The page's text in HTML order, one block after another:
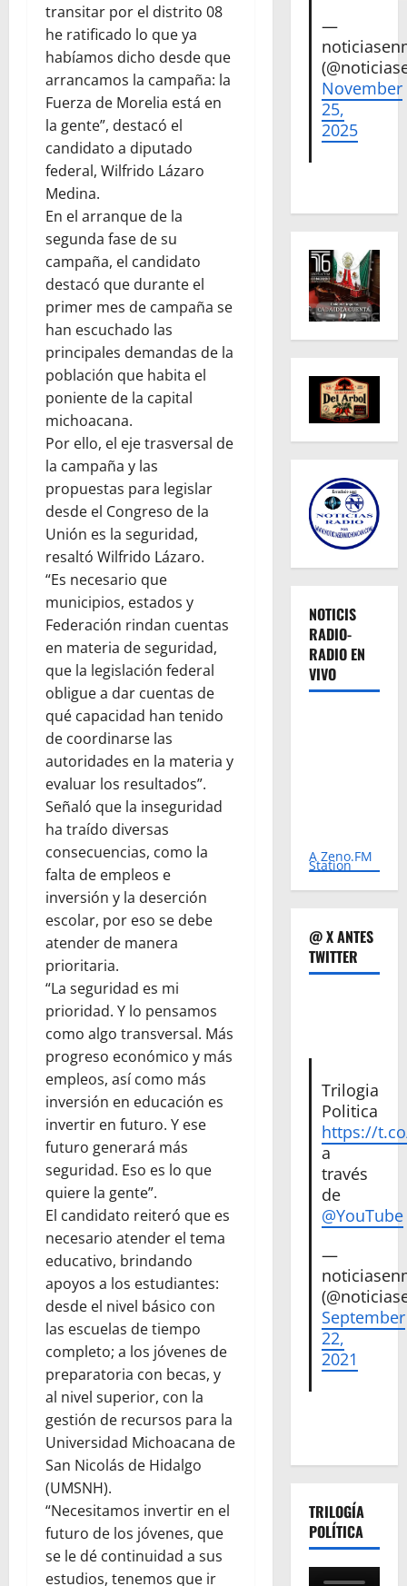
transitar por el distrito 08
he ratificado lo que ya
habíamos dicho desde que
arrancamos la campaña: la
Fuerza de Morelia está en
la gente”, destacó el
candidato a diputado
federal, Wilfrido Lázaro
Medina.
En el arranque de la
segunda fase de su
campaña, el candidato
destacó que durante el
primer mes de campaña se
han escuchado las
principales demandas de la
población que habita el
poniente de la capital
michoacana.
Por ello, el eje trasversal de
la campaña y las
propuestas para legislar
desde el Congreso de la
Unión es la seguridad,
resaltó Wilfrido Lázaro.
“Es necesario que
municipios, estados y
Federación rindan cuentas
en materia de seguridad,
que la legislación federal
obligue a dar cuentas de
qué capacidad han tenido
de coordinarse las
autoridades en la materia y
evaluar los resultados”.
Señaló que la inseguridad
ha traído diversas
consecuencias, como la
falta de empleos e
inversión y la deserción
escolar, por eso se debe
atender de manera
prioritaria.
“La seguridad es mi
prioridad. Y lo pensamos
como algo transversal. Más
progreso económico y más
empleos, así como más
inversión en educación es
invertir en futuro. Y ese
futuro generará más
seguridad. Eso es lo que
quiere la gente”.
El candidato reiteró que es
necesario atender el tema
educativo, brindando
apoyos a los estudiantes:
desde el nivel básico con
las escuelas de tiempo
completo; a los jóvenes de
preparatoria con becas, y
al nivel superior, con la
gestión de recursos para la
Universidad Michoacana de
San Nicolás de Hidalgo
(UMSNH).
“Necesitamos invertir en el
futuro de los jóvenes, que
se le dé continuidad a sus
estudios, tenemos que ir
—
November
25,
2025
NOTICIS
RADIO-
RADIO EN
VIVO
A Zeno.FM
Station
@ X ANTES
TWITTER
Trilogia
Politica
https://
a
través
de
@YouTube
—
September
22,
2021
TRILOGÍA
POLÍTICA